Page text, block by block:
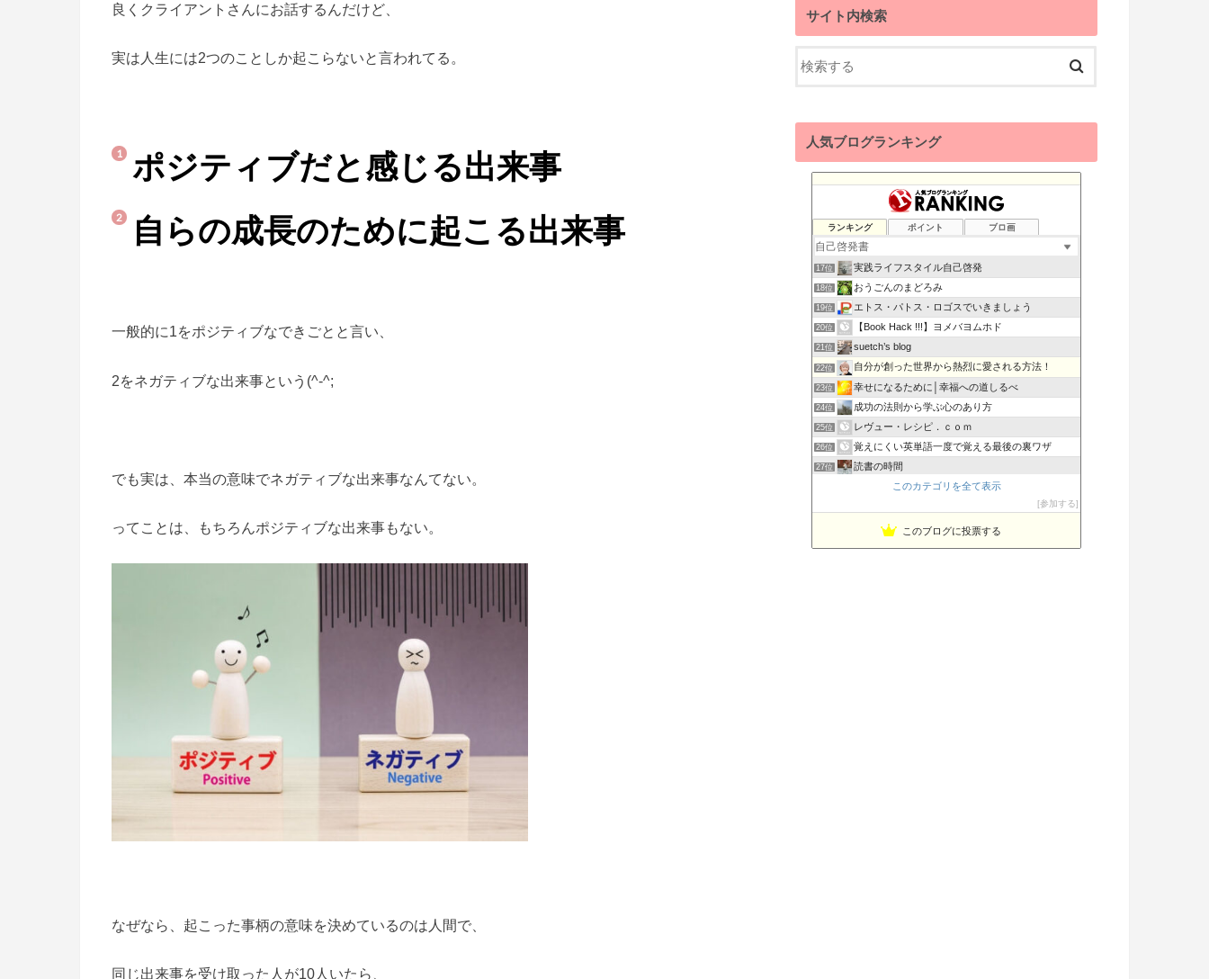
良くクライアントさんにお話するんだけど、
実は人生には2つのことしか起こらないと言われてる。
ポジティブだと感じる出来事
自らの成長のために起こる出来事
一般的に1をポジティブなできごとと言い、
2をネガティブな出来事という(^-^;
でも実は、本当の意味でネガティブな出来事なんてない。
ってことは、もちろんポジティブな出来事もない。
なぜなら、起こった事柄の意味を決めているのは人間で、
同じ出来事を受け取った人が10人いたら、
サイト内検索
人気ブログランキング
ランキング ポイント ブロ画
15位 書評 ビジネスマンが好きそうな本を偉そうに語る…
16位 こんな日本が嫌い
17位 実践ライフスタイル自己啓発
18位 おうごんのまどろみ
19位 エトス・パトス・ロゴスでいきましょう
20位 【Book Hack !!!】ヨメバヨムホド
21位 suetch’s blog
22位 自分が創った世界から熱烈に愛される方法！
23位 幸せになるために│幸福への道しるべ
24位 成功の法則から学ぶ心のあり方
25位 レヴュー・レシピ．ｃｏｍ
26位 覚えにくい英単語一度で覚える最後の裏ワザ
27位 読書の時間
稼げる考え方
借金5000万円 崖っぷち社長の返済&スピリチュアル探訪記
このカテゴリを全て表示
参加する
このブログに投票する